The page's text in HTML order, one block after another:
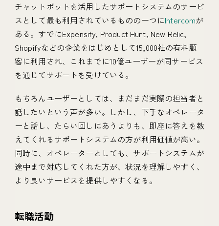
チャットボットを活用したサポートシステムのサービ
スとして最も利用されているものの一つにIntercomが
ある。すでにExpensify, Product Hunt, New Relic,
Shopifyなどの企業をはじめとして15,000社の有料顧
客に利用され、これまでに10億ユーザーが同サービス
を通じてサポートを受けている。
もちろんユーザーとしては、まだまだ実際の担当者と
話したいという声が多い。しかし、下手なオペレータ
ーと話し、たらい回しにあうよりも、即座に答えを教
えてくれるサポートシステムの方が利用価値が高い。
同時に、オペレーターとしても、サポートシステムが
途中まで対応してくれた方が、状況を理解しやすく、
より良いサービスを提供しやすくなる。
転職活動